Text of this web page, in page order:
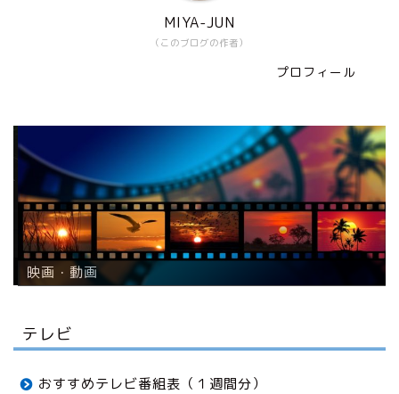
（このブログの作者）
MIYA-JUN
プロフィール
映画・動画
テレビ
おすすめテレビ番組表（１週間分）